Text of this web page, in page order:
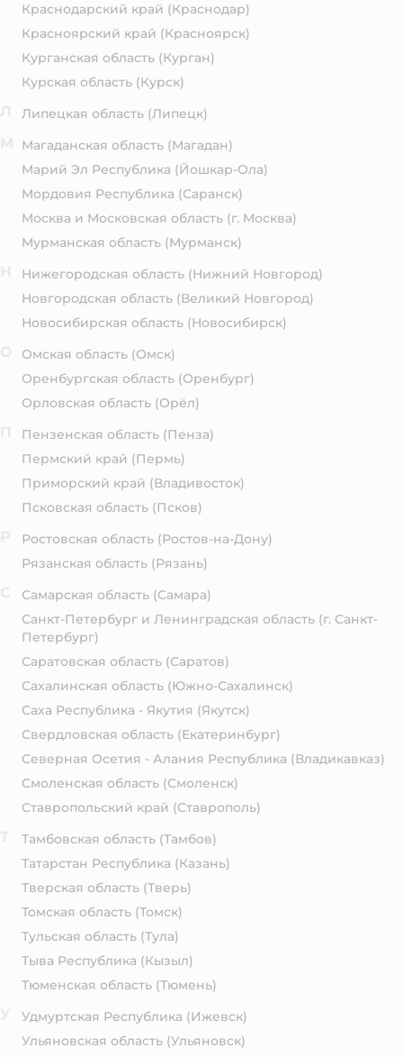
Краснодарский край (Краснодар)
Красноярский край (Красноярск)
Курганская область (Курган)
Курская область (Курск)
Липецкая область (Липецк)
Магаданская область (Магадан)
Марий Эл Республика (Йошкар-Ола)
Мордовия Республика (Саранск)
Москва и Московская область (г. Москва)
Мурманская область (Мурманск)
Нижегородская область (Нижний Новгород)
Новгородская область (Великий Новгород)
Новосибирская область (Новосибирск)
Омская область (Омск)
Оренбургская область (Оренбург)
Орловская область (Орёл)
Пензенская область (Пенза)
Пермский край (Пермь)
Приморский край (Владивосток)
Псковская область (Псков)
Ростовская область (Ростов-на-Дону)
Рязанская область (Рязань)
Самарская область (Самара)
Санкт-Петербург и Ленинградская область (г. Санкт-
Петербург)
Саратовская область (Саратов)
Сахалинская область (Южно-Сахалинск)
Саха Республика - Якутия (Якутск)
Свердловская область (Екатеринбург)
Северная Осетия - Алания Республика (Владикавказ)
Смоленская область (Смоленск)
Ставропольский край (Ставрополь)
Тамбовская область (Тамбов)
Татарстан Республика (Казань)
Тверская область (Тверь)
Томская область (Томск)
Тульская область (Тула)
Тыва Республика (Кызыл)
Тюменская область (Тюмень)
Удмуртская Республика (Ижевск)
Ульяновская область (Ульяновск)